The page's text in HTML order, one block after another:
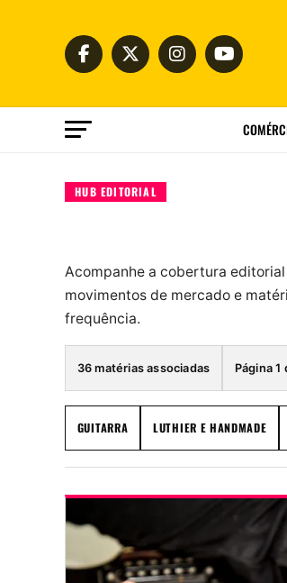
HUB EDITORIAL
Acompanhe a cobertura
movimentos de mercado e
frequência.
36 matérias associadas Página
GUITARRA LUTHIER E HANDMADE